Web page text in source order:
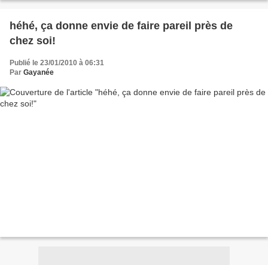
héhé, ça donne envie de faire pareil près de
chez soi!
Publié le 23/01/2010 à 06:31
Par Gayanée